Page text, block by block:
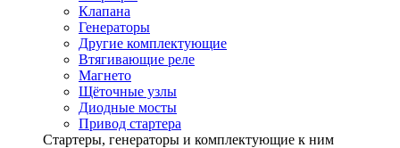
Клапана
Генераторы
Другие комплектующие
Втягивающие реле
Магнето
Щёточные узлы
Диодные мосты
Привод стартера
Стартеры, генераторы и комплектующие к ним